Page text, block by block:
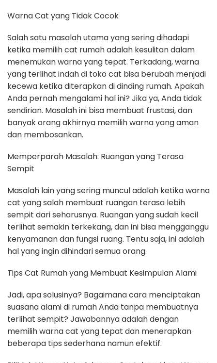
Warna Cat yang Tidak Cocok
Salah satu masalah utama yang sering dihadapi
ketika memilih cat rumah adalah kesulitan dalam
menemukan warna yang tepat. Terkadang, warna
yang terlihat indah di toko cat bisa berubah menjadi
kecewa ketika diterapkan di dinding rumah. Apakah
Anda pernah mengalami hal ini? Jika ya, Anda tidak
sendirian. Masalah ini bisa membuat frustasi, dan
banyak orang akhirnya memilih warna yang aman
dan membosankan.
Memperparah Masalah: Ruangan yang Terasa
Sempit
Masalah lain yang sering muncul adalah ketika warna
cat yang salah membuat ruangan terasa lebih
sempit dari seharusnya. Ruangan yang sudah kecil
terlihat semakin terkekang, dan ini bisa mengganggu
kenyamanan dan fungsi ruang. Tentu saja, ini adalah
hal yang ingin dihindari semua orang.
Tips Cat Rumah yang Membuat Kesimpulan Alami
Jadi, apa solusinya? Bagaimana cara menciptakan
suasana alami di rumah Anda tanpa membuatnya
terlihat sempit? Jawabannya adalah dengan
memilih warna cat yang tepat dan menerapkan
beberapa tips sederhana namun efektif.